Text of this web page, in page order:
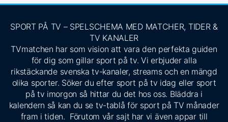
SPORT PÅ TV – SPELSCHEMA MED MATCHER, TIDER &
TV KANALER
TVmatchen har som vision att vara den perfekta guiden
för dig som gillar sport på tv. Vi erbjuder alla
rikstäckande svenska tv-kanaler, streams och en mängd
olika sporter. Söker du efter sport på tv idag eller sport
på tv imorgon så hittar du det hos oss. Bläddra i
kalendern så kan du se tv-tablå för sport på TV månader
fram i tiden. Förutom vår sajt har vi även appar till